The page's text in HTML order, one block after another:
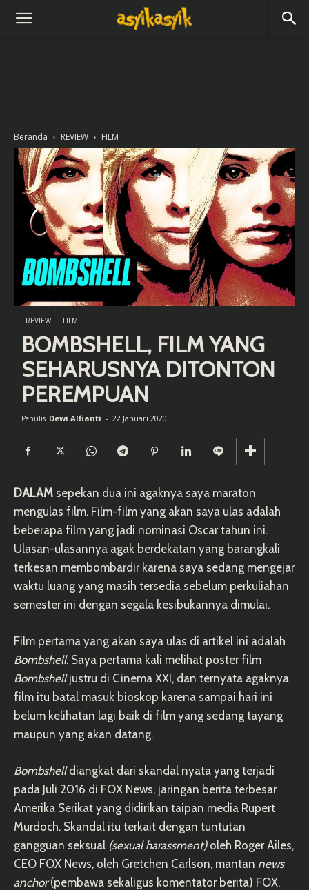
Beranda REVIEW FILM
REVIEW FILM
BOMBSHELL, FILM YANG
SEHARUSNYA DITONTON
PEREMPUAN
Penulis Dewi Alfianti - 22 Januari 2020
DALAM sepekan dua ini agaknya saya maraton
mengulas film. Film-film yang akan saya ulas adalah
beberapa film yang jadi nominasi Oscar tahun ini.
Ulasan-ulasannya agak berdekatan yang barangkali
terkesan membombardir karena saya sedang mengejar
waktu luang yang masih tersedia sebelum perkuliahan
semester ini dengan segala kesibukannya dimulai.
Film pertama yang akan saya ulas di artikel ini adalah
Bombshell. Saya pertama kali melihat poster film
Bombshelljustru di Cinema XXI, dan ternyata agaknya
film itu batal masuk bioskop karena sampai hari ini
belum kelihatan lagi baik di film yang sedang tayang
maupun yang akan datang.
Bombshelldiangkat dari skandal nyata yang terjadi
pada Juli 2016 di FOX News, jaringan berita terbesar
Amerika Serikat yang didirikan taipan media Rupert
Murdoch. Skandal itu terkait dengan tuntutan
gangguan seksual (sexual harassment)oleh Roger Ailes,
CEO FOX News, oleh Gretchen Carlson, mantan news
anchor(pembawa sekaligus komentator berita) FOX.